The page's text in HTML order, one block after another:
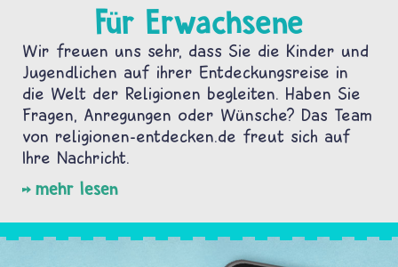
Für Erwachsene
Wir freuen uns sehr, dass Sie die Kinder und
Jugendlichen auf ihrer Entdeckungsreise in
die Welt der Religionen begleiten. Haben Sie
Fragen, Anregungen oder Wünsche? Das Team
von religionen-entdecken.de freut sich auf
Ihre Nachricht.
mehr lesen